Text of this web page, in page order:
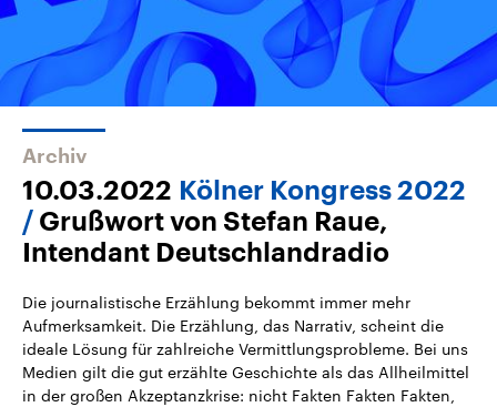
Archiv
10.03.2022 Kölner Kongress 2022
Grußwort von Stefan Raue,
Intendant Deutschlandradio
Die journalistische Erzählung bekommt immer mehr
Aufmerksamkeit. Die Erzählung, das Narrativ, scheint die
ideale Lösung für zahlreiche Vermittlungsprobleme. Bei uns
Medien gilt die gut erzählte Geschichte als das Allheilmittel
in der großen Akzeptanzkrise: nicht Fakten Fakten Fakten,